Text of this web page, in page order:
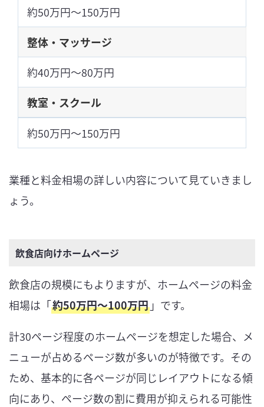
約50万円～150万円
整体・マッサージ
約40万円～80万円
教室・スクール
約50万円～150万円
業種と料金相場の詳しい内容について見ていきまし
ょう。
飲食店向けホームページ
飲食店の規模にもよりますが、ホームページの料金
相場は「約50万円〜100万円 」です。
計30ページ程度のホームページを想定した場合、メ
ニューが占めるページ数が多いのが特徴です。その
ため、基本的に各ページが同じレイアウトになる傾
向にあり、ページ数の割に費用が抑えられる可能性